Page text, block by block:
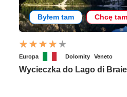
Byłem tam Chcę
Europa Dolomity Veneto
Wycieczka do Lago di